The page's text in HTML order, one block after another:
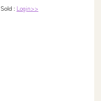
Sold : Login>>